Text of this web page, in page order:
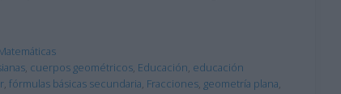
, cuerpos geométricos, Educación, educación
, fórmulas básicas secundaria, Fracciones, geometría plana,